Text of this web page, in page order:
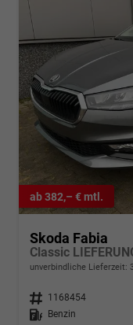
ab 382,– € mtl.
Skoda Fabia
unverbindliche Lieferzeit:
Fahrzeugnr. 1168454
Kraftstoff
Benzin